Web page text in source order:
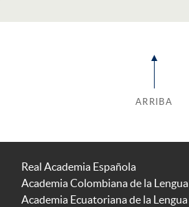
ARRIBA
Real Academia Española
Academia Colombiana de la Lengua
Academia Ecuatoriana de la Lengua